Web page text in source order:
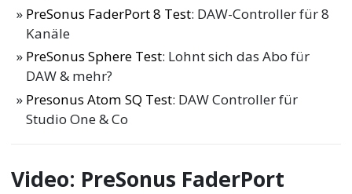
PreSonus FaderPort 8 Test: DAW-Controller für 8
Kanäle
PreSonus Sphere Test: Lohnt sich das Abo für
DAW & mehr?
Presonus Atom SQ Test: DAW Controller für
Studio One & Co
Video: PreSonus FaderPort